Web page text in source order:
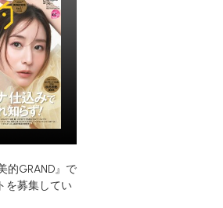
的GRAND』で
を募集してい